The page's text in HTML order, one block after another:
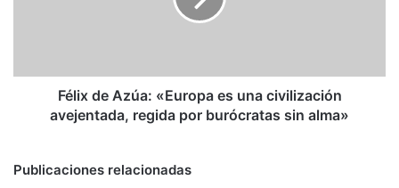
regida
burócratas
Félix de Azúa: «Europa es una civilización
avejentada, regida por burócratas sin alma»
Publicaciones relacionadas